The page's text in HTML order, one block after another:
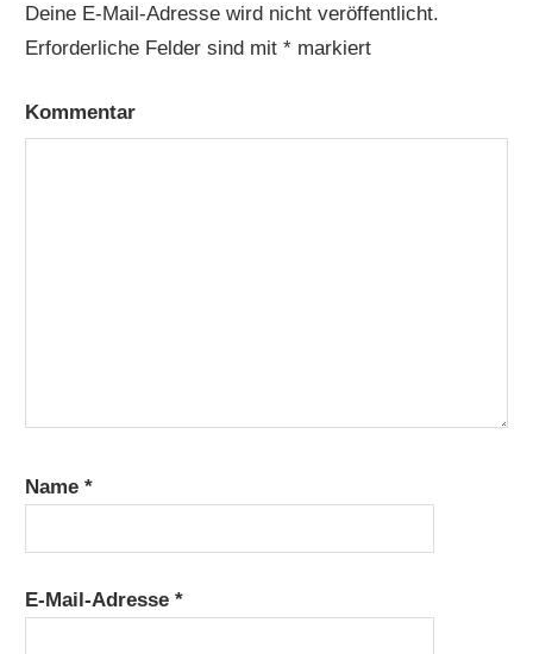
Deine E-Mail-Adresse wird nicht veröffentlicht.
Erforderliche Felder sind mit* markiert
Kommentar
Name*
E-Mail-Adresse*